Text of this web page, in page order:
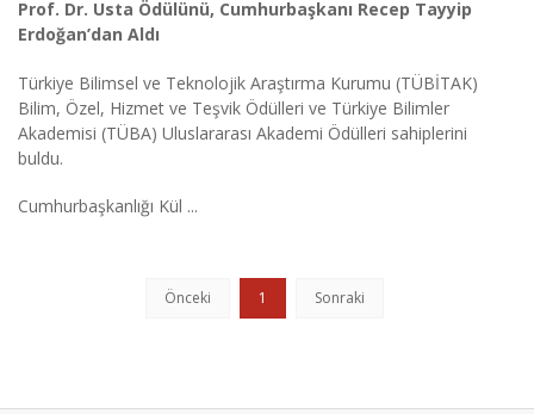
Prof. Dr. Usta Ödülünü, Cumhurbaşkanı Recep Tayyip
Erdoğan’dan Aldı
Türkiye Bilimsel ve Teknolojik Araştırma Kurumu (TÜBİTAK)
Bilim, Özel, Hizmet ve Teşvik Ödülleri ve Türkiye Bilimler
Akademisi (TÜBA) Uluslararası Akademi Ödülleri sahiplerini
buldu.
Cumhurbaşkanlığı Kül ...
Önceki 1 Sonraki